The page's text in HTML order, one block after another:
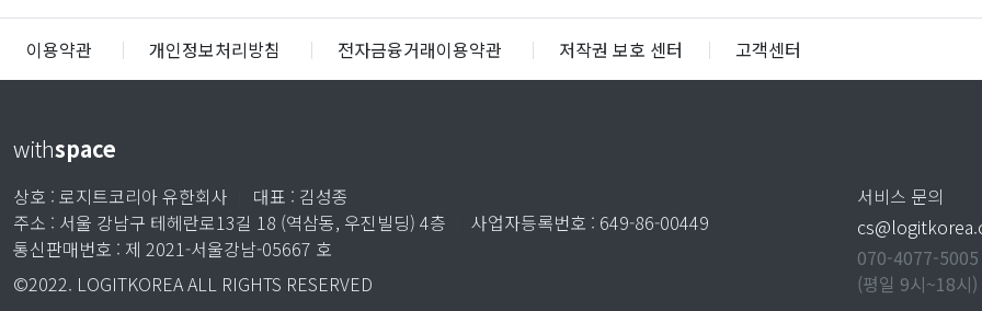
이용약관 │ 개인정보처리방침 │ 전자금융거래이용약관 │ 저작권 보호 센터 │ 고객센터
withspace
상호 : 로지트코리아 유한회사
대표 : 김성종
주소 : 서울 강남구 테헤란로13길 18 (역삼동, 우진빌딩) 4층
사업자등록번호 : 649-86-00449
통신판매번호 : 제 2021-서울강남-05667 호
©2022. LOGITKOREA ALL RIGHTS RESERVED
서비스 문의
070-4077-5005
(평일 9시~18시)